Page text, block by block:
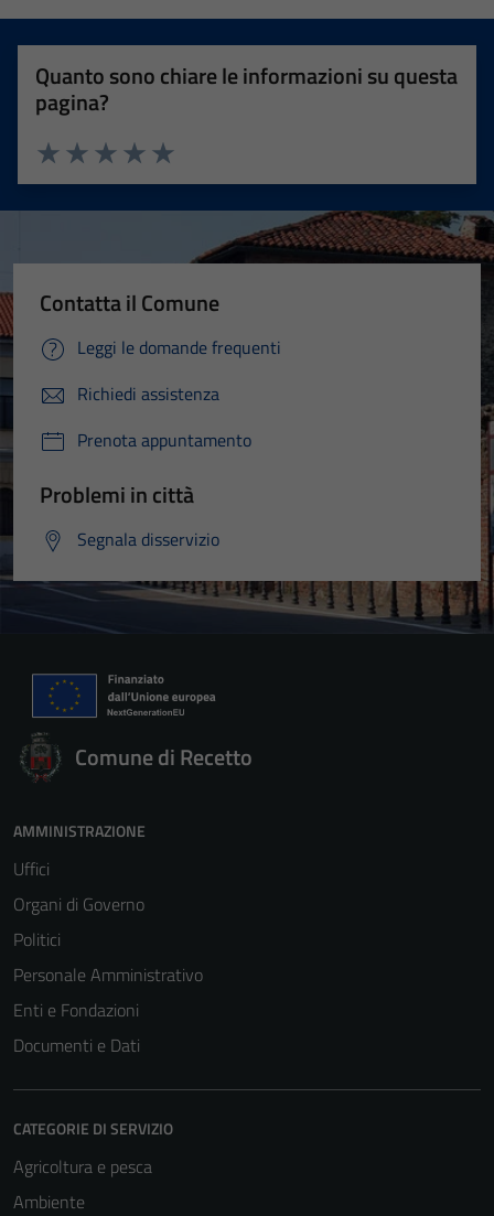
Quanto sono chiare le informazioni su questa
pagina?
Valuta 5 stelle su 5
Valuta 4 stelle su 5
Valuta 3 stelle su 5
Valuta 2 stelle su 5
Valuta 1 stelle su 5
Contatta il Comune
Leggi le domande frequenti
Richiedi assistenza
Prenota appuntamento
Problemi in città
Segnala disservizio
Comune di Recetto
AMMINISTRAZIONE
Uffici
Organi di Governo
Politici
Personale Amministrativo
Enti e Fondazioni
Documenti e Dati
CATEGORIE DI SERVIZIO
Agricoltura e pesca
Ambiente